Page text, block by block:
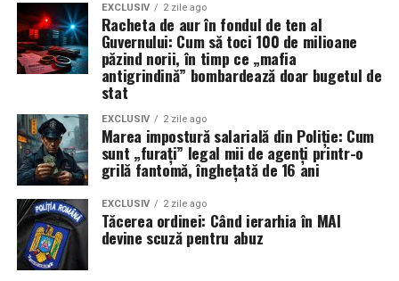
EXCLUSIV 2 zile ago
Racheta de aur în fondul de ten al
Guvernului: Cum să toci 100 de milioane
păzind norii, în timp ce „mafia
antigrindină” bombardează doar bugetul de
stat
EXCLUSIV 2 zile ago
Marea impostură salarială din Poliție: Cum
sunt „furați” legal mii de agenți printr-o
grilă fantomă, înghețată de 16 ani
EXCLUSIV 2 zile ago
Tăcerea ordinei: Când ierarhia în MAI
devine scuză pentru abuz